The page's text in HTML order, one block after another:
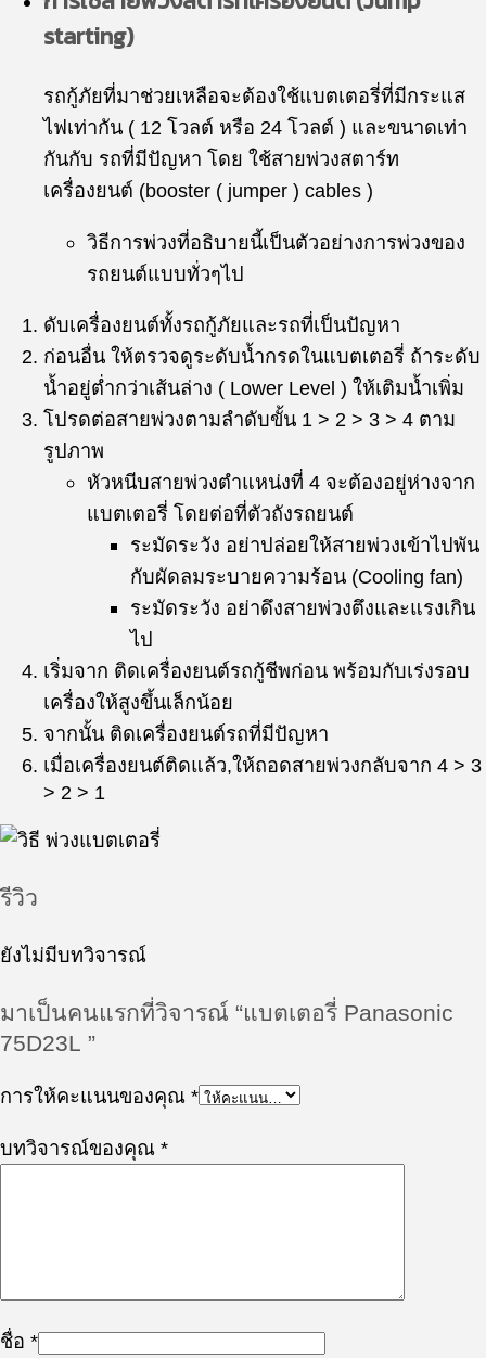
starting)
รถกู้ภัยที่มาช่วยเหลือจะต้องใช้แบตเตอรี่ที่มีกระแส
ไฟเท่ากัน ( 12 โวลต์ หรือ 24 โวลต์ ) และขนาดเท่า
กันกับ รถที่มีปัญหา โดย ใช้สายพ่วงสตาร์ท
เครื่องยนต์ (booster ( jumper ) cables )
วิธีการพ่วงที่อธิบายนี้เป็นตัวอย่างการพ่วงของ
รถยนต์แบบทั่วๆไป
ดับเครื่องยนต์ทั้งรถกู้ภัยและรถที่เป็นปัญหา
ก่อนอื่น ให้ตรวจดูระดับน้ำกรดในแบตเตอรี่ ถ้าระดับ
น้ำอยู่ต่ำกว่าเส้นล่าง ( Lower Level ) ให้เติมน้ำเพิ่ม
โปรดต่อสายพ่วงตามลำดับขั้น 1 > 2 > 3 > 4 ตาม
รูปภาพ
หัวหนีบสายพ่วงตำแหน่งที่ 4 จะต้องอยู่ห่างจาก
แบตเตอรี่ โดยต่อที่ตัวถังรถยนต์
ระมัดระวัง อย่าปล่อยให้สายพ่วงเข้าไปพัน
กับผัดลมระบายความร้อน (Cooling fan)
ระมัดระวัง อย่าดึงสายพ่วงตึงและแรงเกิน
ไป
เริ่มจาก ติดเครื่องยนต์รถกู้ชีพก่อน พร้อมกับเร่งรอบ
เครื่องให้สูงขึ้นเล็กน้อย
จากนั้น ติดเครื่องยนต์รถที่มีปัญหา
เมื่อเครื่องยนต์ติดแล้ว,ให้ถอดสายพ่วงกลับจาก 4 > 3
> 2 > 1
รีวิว
ยังไม่มีบทวิจารณ์
มาเป็นคนแรกที่วิจารณ์ “แบตเตอรี่ Panasonic
75D23L ”
การให้คะแนนของคุณ *
บทวิจารณ์ของคุณ *
ชื่อ *